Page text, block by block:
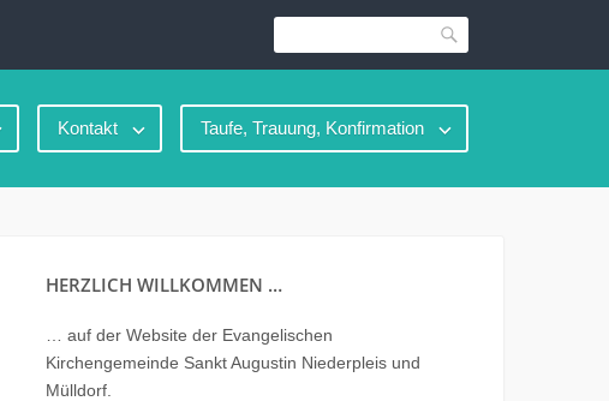
Suche
Kontakt Taufe, Trauung, Konfirmation
HERZLICH WILLKOMMEN …
… auf der Website der Evangelischen
Kirchengemeinde Sankt Augustin Niederpleis und
Mülldorf.